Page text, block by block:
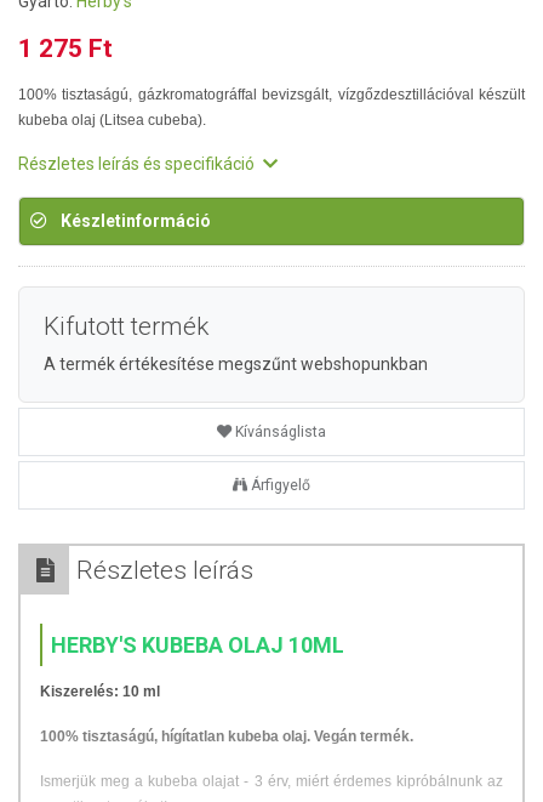
1 275 Ft
100% tisztaságú, gázkromatográffal bevizsgált, vízgőzdesztillációval készült
kubeba olaj (Litsea cubeba).
Részletes leírás és specifikáció
Készletinformáció
Kifutott termék
A termék értékesítése megszűnt webshopunkban
Kívánságlista
Árfigyelő
Részletes leírás
HERBY'S KUBEBA OLAJ 10ML
Kiszerelés: 10 ml
100% tisztaságú, hígítatlan kubeba olaj. Vegán termék.
Ismerjük meg a kubeba olajat - 3 érv, miért érdemes kipróbálnunk az